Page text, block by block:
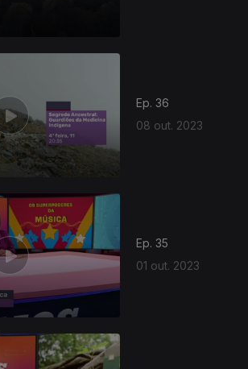
Ep. 36
08 out. 2023
Ep. 35
01 out. 2023